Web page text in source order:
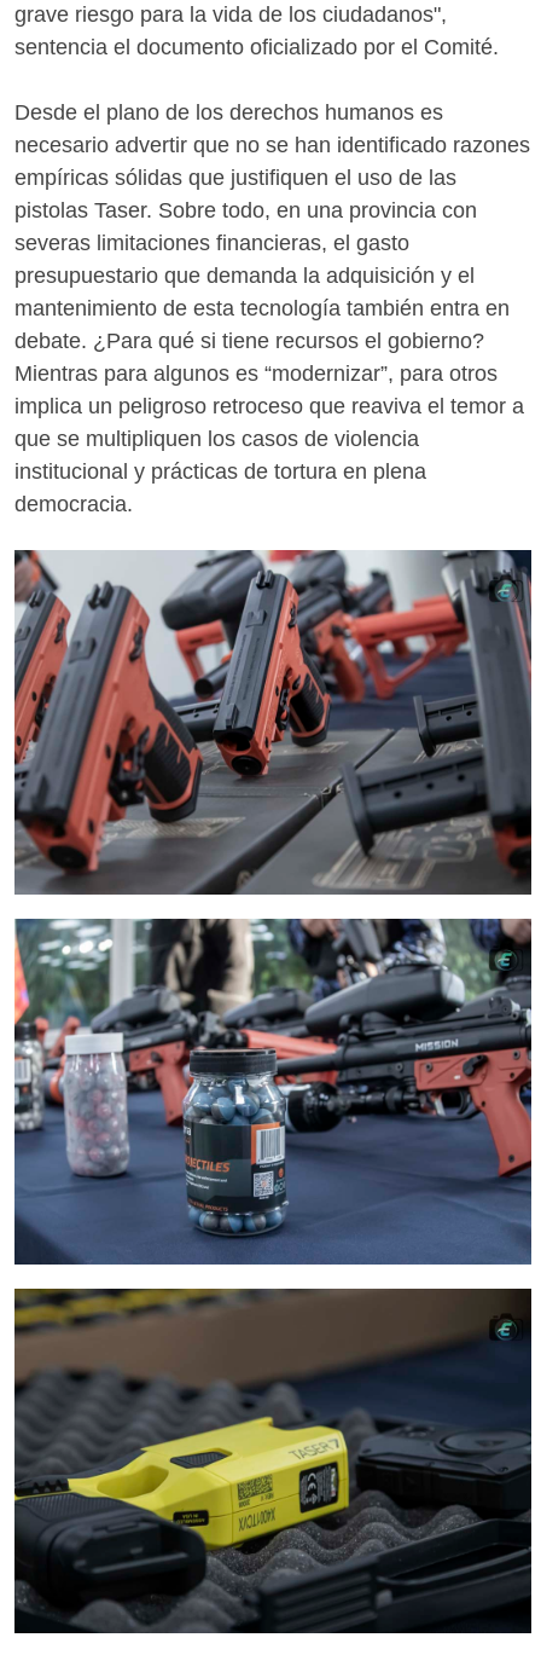
grave riesgo para la vida de los ciudadanos",
sentencia el documento oficializado por el Comité.
Desde el plano de los derechos humanos es
necesario advertir que no se han identificado razones
empíricas sólidas que justifiquen el uso de las
pistolas Taser. Sobre todo, en una provincia con
severas limitaciones financieras, el gasto
presupuestario que demanda la adquisición y el
mantenimiento de esta tecnología también entra en
debate. ¿Para qué si tiene recursos el gobierno?
Mientras para algunos es “modernizar”, para otros
implica un peligroso retroceso que reaviva el temor a
que se multipliquen los casos de violencia
institucional y prácticas de tortura en plena
democracia.